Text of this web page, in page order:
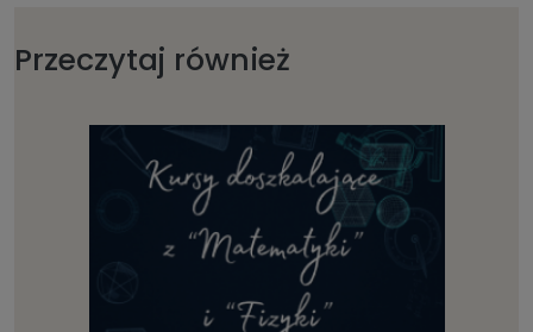
Przeczytaj również